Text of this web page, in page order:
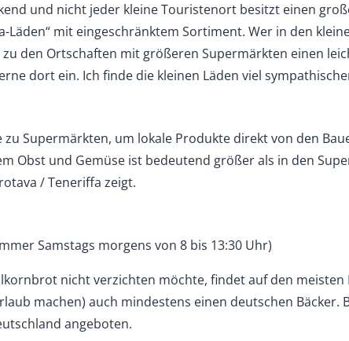
und nicht jeder kleine Touristenort besitzt einen
Läden“ mit eingeschränktem Sortiment. Wer in den
den Ortschaften mit größeren Supermärkten einen
dort ein. Ich finde die kleinen Läden viel
Supermärkten, um lokale Produkte direkt von den
Obst und Gemüse ist bedeutend größer als in den
/ Teneriffa zeigt.
Samstags morgens von 8 bis 13:30 Uhr)
nicht verzichten möchte, findet auf den meisten
machen) auch mindestens einen deutschen Bäcker.
angeboten.